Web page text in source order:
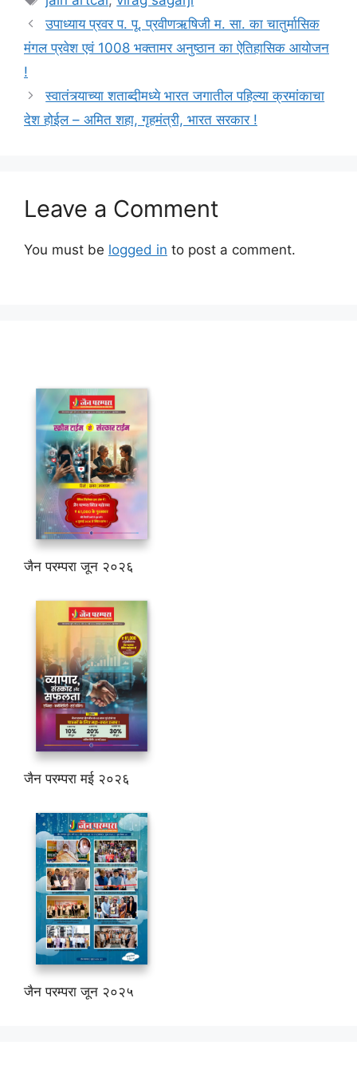
उपाध्याय प्रवर प. पू. प्रवीणऋषिजी म. सा. का चातुर्मासिक
मंगल प्रवेश एवं 1008 भक्तामर अनुष्ठान का ऐतिहासिक आयोजन
!
स्वातंत्र्याच्या शताब्दीमध्ये भारत जगातील पहिल्या क्रमांकाचा
देश होईल – अमित शहा, गृहमंत्री, भारत सरकार !
Leave a Comment
You must be logged in to post a comment.
जैन परम्परा जून २०२६
जैन परम्परा मई २०२६
जैन परम्परा जून २०२५